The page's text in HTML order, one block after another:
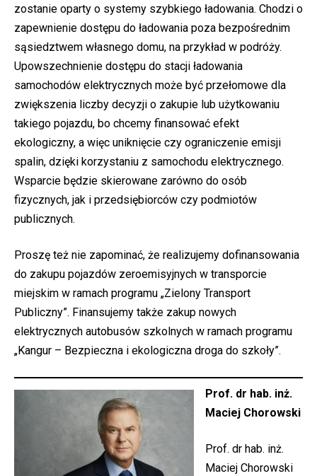
zostanie oparty o systemy szybkiego ładowania. Chodzi o
zapewnienie dostępu do ładowania poza bezpośrednim
sąsiedztwem własnego domu, na przykład w podróży.
Upowszechnienie dostępu do stacji ładowania
samochodów elektrycznych może być przełomowe dla
zwiększenia liczby decyzji o zakupie lub użytkowaniu
takiego pojazdu, bo chcemy finansować efekt
ekologiczny, a więc uniknięcie czy ograniczenie emisji
spalin, dzięki korzystaniu z samochodu elektrycznego.
Wsparcie będzie skierowane zarówno do osób
fizycznych, jak i przedsiębiorców czy podmiotów
publicznych.
Proszę też nie zapominać, że realizujemy dofinansowania
do zakupu pojazdów zeroemisyjnych w transporcie
miejskim w ramach programu „Zielony Transport
Publiczny”. Finansujemy także zakup nowych
elektrycznych autobusów szkolnych w ramach programu
„Kangur – Bezpieczna i ekologiczna droga do szkoły”.
Prof. dr hab. inż.
Maciej Chorowski
Prof. dr hab. inż.
Maciej Chorowski